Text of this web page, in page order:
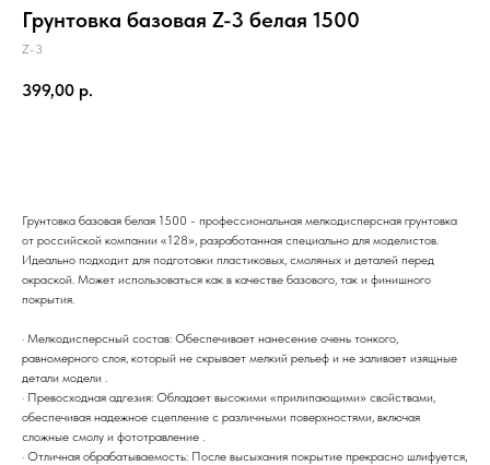
Грунтовка базовая Z-3 белая 1500
Z-3
399,00 р.
Грунтовка базовая белая 1500 - профессиональная мелкодисперсная грунтовка
от российской компании «128», разработанная специально для моделистов.
Идеально подходит для подготовки пластиковых, смоляных и деталей перед
окраской. Может использоваться как в качестве базового, так и финишного
покрытия.
· Мелкодисперсный состав: Обеспечивает нанесение очень тонкого,
равномерного слоя, который не скрывает мелкий рельеф и не заливает изящные
детали модели .
· Превосходная адгезия: Обладает высокими «прилипающими» свойствами,
обеспечивая надежное сцепление с различными поверхностями, включая
сложные смолу и фототравление .
· Отличная обрабатываемость: После высыхания покрытие прекрасно шлифуется,